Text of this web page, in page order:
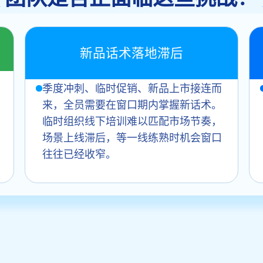
新品话术落地滞后
季度冲刺、临时促销、新品上市接连而
来，全员需要在窗口期内掌握新话术。
临时组织线下培训难以匹配市场节奏，
场景上线滞后，等一线练熟时机会窗口
往往已经收窄。